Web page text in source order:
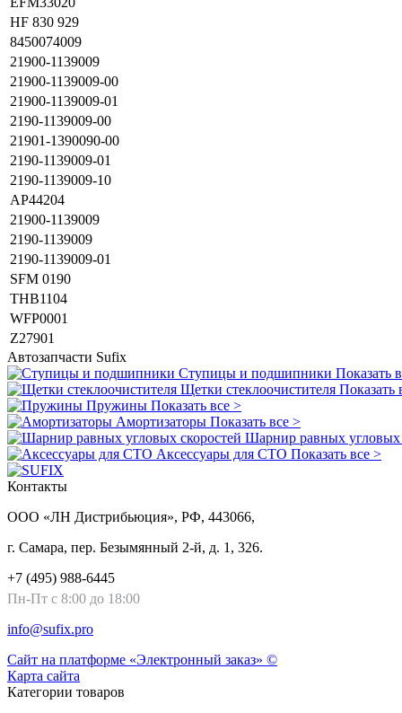
HF 830 929
8450074009
21900-1139009
21900-1139009-00
21900-1139009-01
2190-1139009-00
21901-1390090-00
2190-1139009-01
2190-1139009-10
AP44204
21900-1139009
2190-1139009
2190-1139009-01
SFM 0190
THB1104
WFP0001
Z27901
Автозапчасти Sufix
Ступицы и подшипники Показать
Щетки стеклоочистителя Показать
Пружины Показать все >
Амортизаторы Показать все >
Шарнир равных угловых
Аксессуары для СТО Показать все >
Контакты
ООО «ЛН Дистрибьюция», РФ, 443066,
г. Самара, пер. Безымянный 2-й, д. 1, 326.
+7 (495) 988-6445
Пн-Пт с 8:00 до 18:00
info@sufix.pro
Сайт на платформе «Электронный заказ» ©
Карта сайта
Категории товаров